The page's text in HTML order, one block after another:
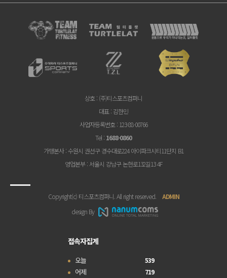
상호 : (주)티스포츠컴퍼니
대표 : 김한민
사업자등록번호 : 123-88-00766
Tel : 1688-0860
가맹본사: 수원시 권선구 경수대로224 아이파크시티11단지 B1
영업본부: 서울시 강남구 논현로132길13 4F
Copyright(c) 티스포츠컴퍼니. All right reserved. ADMIN
design By
접속자집계
오늘 539
어제 719